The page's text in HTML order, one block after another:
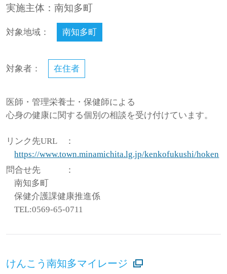
実施主体：南知多町
対象地域： 南知多町
対象者： 在住者
医師・管理栄養士・保健師による
心身の健康に関する個別の相談を受け付けています。
リンク先URL
：
https://www.town.minamichita.lg.jp/kenkofukushi/hoken
問合せ先
：
南知多町
保健介護課健康推進係
TEL:0569-65-0711
けんこう南知多マイレージ